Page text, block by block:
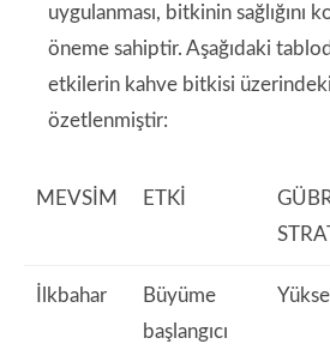
uygulanması, bitkinin sağlığını
öneme sahiptir. Aşağıdaki
etkilerin kahve bitkisi
özetlenmiştir:
MEVSIM ETKI
İlkbahar
Büyüme
başlangıcı